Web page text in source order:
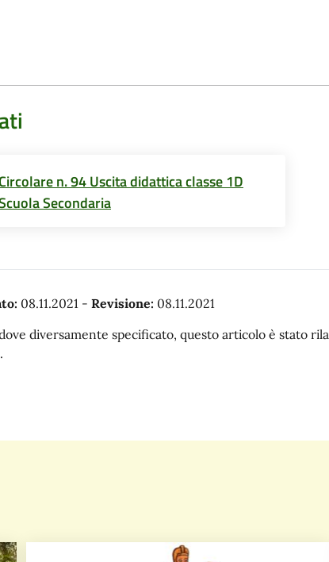
n. 94 Uscita didattica classe 1D
Secondaria
08.11.2021 - Revisione: 08.11.2021
diversamente specificato, questo articolo è stato